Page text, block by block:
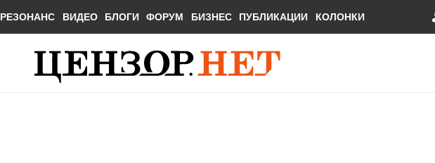
РЕЗОНАНС ВИДЕО БЛОГИ ФОРУМ БИЗНЕС ПУБЛИКАЦИИ КОЛОНКИ